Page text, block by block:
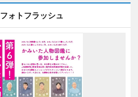
フォトフラッシュ